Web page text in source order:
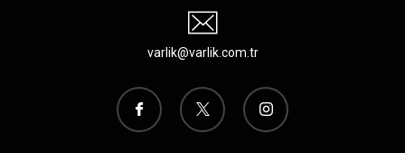
varlik@varlik.com.tr